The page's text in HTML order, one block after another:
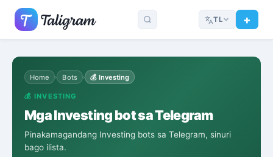
TL
Home › Bots › 💰 Investing
💰 INVESTING
Mga Investing bot sa Telegram
Pinakamagandang Investing bots sa Telegram, sinuri
bago ilista.